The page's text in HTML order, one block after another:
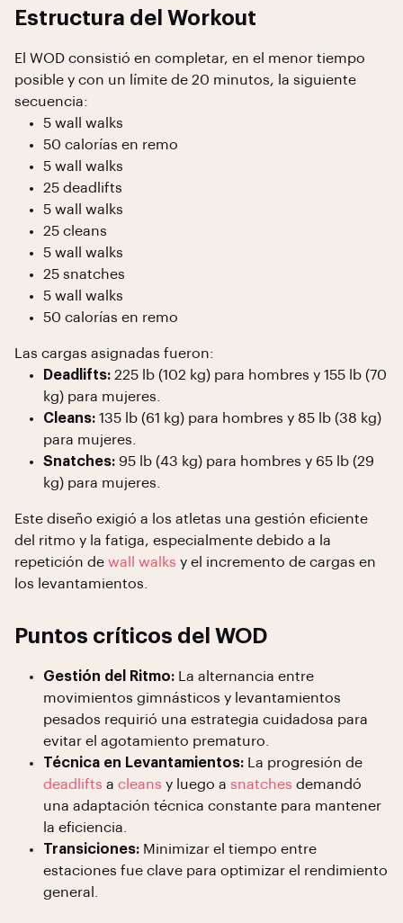
Estructura del Workout
El WOD consistió en completar, en el menor tiempo
posible y con un límite de 20 minutos, la siguiente
secuencia:
5 wall walks
50 calorías en remo
5 wall walks
25 deadlifts
5 wall walks
25 cleans
5 wall walks
25 snatches
5 wall walks
50 calorías en remo
Las cargas asignadas fueron:
Deadlifts: 225 lb (102 kg) para hombres y 155 lb (70
kg) para mujeres.
Cleans: 135 lb (61 kg) para hombres y 85 lb (38 kg)
para mujeres.
Snatches: 95 lb (43 kg) para hombres y 65 lb (29
kg) para mujeres.
Este diseño exigió a los atletas una gestión eficiente
del ritmo y la fatiga, especialmente debido a la
repetición de wall walks y el incremento de cargas en
los levantamientos.
Puntos críticos del WOD
Gestión del Ritmo: La alternancia entre
movimientos gimnásticos y levantamientos
pesados requirió una estrategia cuidadosa para
evitar el agotamiento prematuro.
Técnica en Levantamientos: La progresión de
deadlifts a cleans y luego a snatches demandó
una adaptación técnica constante para mantener
la eficiencia.
Transiciones: Minimizar el tiempo entre
estaciones fue clave para optimizar el rendimiento
general.